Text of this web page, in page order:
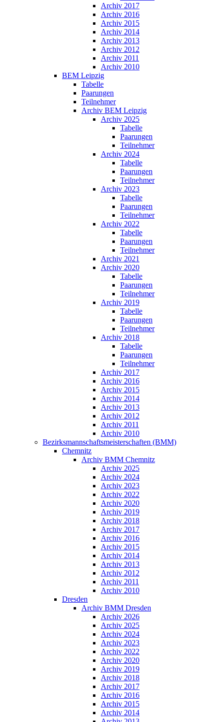
Archiv 2017
Archiv 2016
Archiv 2015
Archiv 2014
Archiv 2013
Archiv 2012
Archiv 2011
Archiv 2010
BEM Leipzig
Tabelle
Paarungen
Teilnehmer
Archiv BEM Leipzig
Archiv 2025
Tabelle
Paarungen
Teilnehmer
Archiv 2024
Tabelle
Paarungen
Teilnehmer
Archiv 2023
Tabelle
Paarungen
Teilnehmer
Archiv 2022
Tabelle
Paarungen
Teilnehmer
Archiv 2021
Archiv 2020
Tabelle
Paarungen
Teilnehmer
Archiv 2019
Tabelle
Paarungen
Teilnehmer
Archiv 2018
Tabelle
Paarungen
Teilnehmer
Archiv 2017
Archiv 2016
Archiv 2015
Archiv 2014
Archiv 2013
Archiv 2012
Archiv 2011
Archiv 2010
Bezirksmannschaftsmeisterschaften (BMM)
Chemnitz
Archiv BMM Chemnitz
Archiv 2025
Archiv 2024
Archiv 2023
Archiv 2022
Archiv 2020
Archiv 2019
Archiv 2018
Archiv 2017
Archiv 2016
Archiv 2015
Archiv 2014
Archiv 2013
Archiv 2012
Archiv 2011
Archiv 2010
Dresden
Archiv BMM Dresden
Archiv 2026
Archiv 2025
Archiv 2024
Archiv 2023
Archiv 2022
Archiv 2020
Archiv 2019
Archiv 2018
Archiv 2017
Archiv 2016
Archiv 2015
Archiv 2014